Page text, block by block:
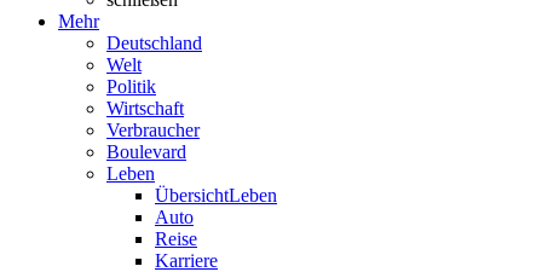
Mehr
Deutschland
Welt
Politik
Wirtschaft
Verbraucher
Boulevard
Leben
ÜbersichtLeben
Auto
Reise
Karriere